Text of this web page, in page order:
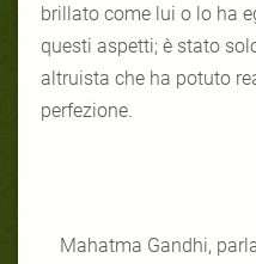
brillato come lui o lo ha
questi aspetti; è stato
altruista che ha potuto
perfezione.
Mahatma Gandhi,